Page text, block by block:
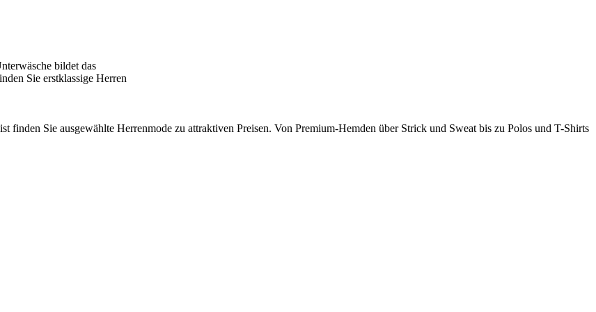
bildet das
Sie erstklassige Herren
finden Sie ausgewählte Herrenmode zu attraktiven Preisen. Von Premium-Hemden über Strick und Sweat bis zu Polos und T-Shirts